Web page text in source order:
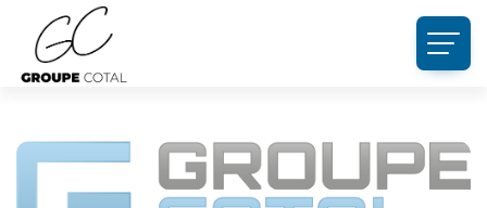
Panneau de gestion des cookies